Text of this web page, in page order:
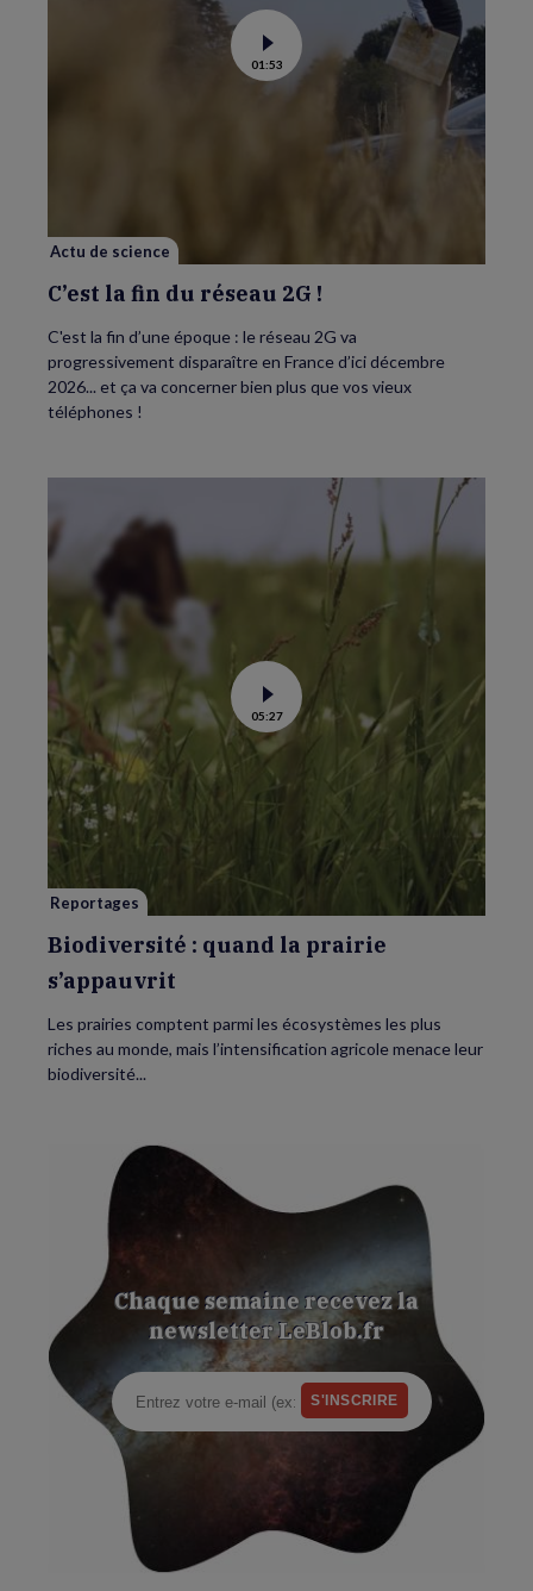
Voir
la
vidéo
01:53
Actu de science
C’est la fin du réseau 2G !
C'est la fin d’une époque : le réseau 2G va
progressivement disparaître en France d’ici décembre
2026... et ça va concerner bien plus que vos vieux
téléphones !
Voir
la
vidéo
de
Biodiversité
la
s’appauvrit
05:27
Reportages
Biodiversité : quand la prairie
s’appauvrit
Les prairies comptent parmi les écosystèmes les plus
riches au monde, mais l’intensification agricole menace leur
biodiversité...
Chaque semaine recevez la
newsletter LeBlob.fr